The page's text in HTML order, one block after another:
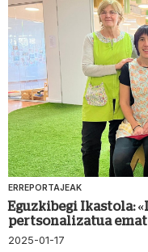
ERREPORTAJEAK
Eguzkibegi Ikastola:
pertsonalizatua
2025-01-17